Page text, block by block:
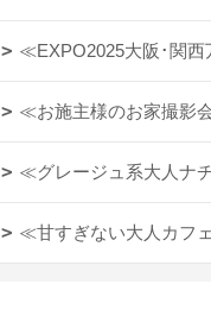
≪EXPO2025大阪･関
≪お施主様のお家撮影
≪グレージュ系大人ナ
≪甘すぎない大人カフ